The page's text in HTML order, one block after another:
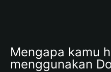
Mengapa kamu
menggunakan